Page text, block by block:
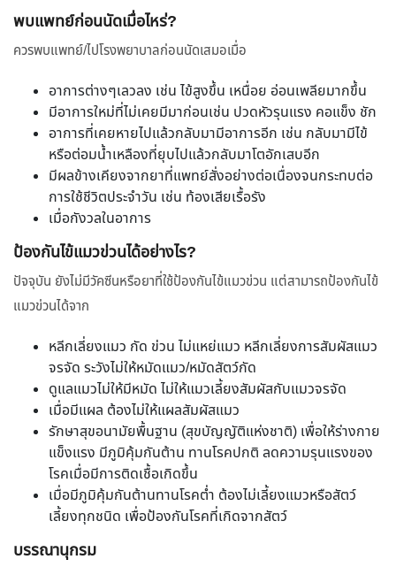
พบแพทย์ก่อนนัดเมื่อไหร่?
ควรพบแพทย์/ไปโรงพยาบาลก่อนนัดเสมอเมื่อ
อาการต่างๆเลวลง เช่น ไข้สูงขึ้น เหนื่อย อ่อนเพลียมากขึ้น
มีอาการใหม่ที่ไม่เคยมีมาก่อนเช่น ปวดหัวรุนแรง คอแข็ง ชัก
อาการที่เคยหายไปแล้วกลับมามีอาการอีก เช่น กลับมามีไข้
หรือต่อมน้ำเหลืองที่ยุบไปแล้วกลับมาโตอักเสบอีก
มีผลข้างเคียงจากยาที่แพทย์สั่งอย่างต่อเนื่องจนกระทบต่อ
การใช้ชีวิตประจำวัน เช่น ท้องเสียเรื้อรัง
เมื่อกังวลในอาการ
ป้องกันไข้แมวข่วนได้อย่างไร?
ปัจจุบัน ยังไม่มีวัคซีนหรือยาที่ใช้ป้องกันไข้แมวข่วน แต่สามารถป้องกันไข้
แมวข่วนได้จาก
หลีกเลี่ยงแมว กัด ข่วน ไม่แหย่แมว หลีกเลี่ยงการสัมผัสแมว
จรจัด ระวังไม่ให้หมัดแมว/หมัดสัตว์กัด
ดูแลแมวไม่ให้มีหมัด ไม่ให้แมวเลี้ยงสัมผัสกับแมวจรจัด
เมื่อมีแผล ต้องไม่ให้แผลสัมผัสแมว
รักษาสุขอนามัยพื้นฐาน (สุขบัญญัติแห่งชาติ) เพื่อให้ร่างกาย
แข็งแรง มีภูมิคุ้มกันต้าน ทานโรคปกติ ลดความรุนแรงของ
โรคเมื่อมีการติดเชื้อเกิดขึ้น
เมื่อมีภูมิคุ้มกันต้านทานโรคต่ำ ต้องไม่เลี้ยงแมวหรือสัตว์
เลี้ยงทุกชนิด เพื่อป้องกันโรคที่เกิดจากสัตว์
บรรณานุกรม